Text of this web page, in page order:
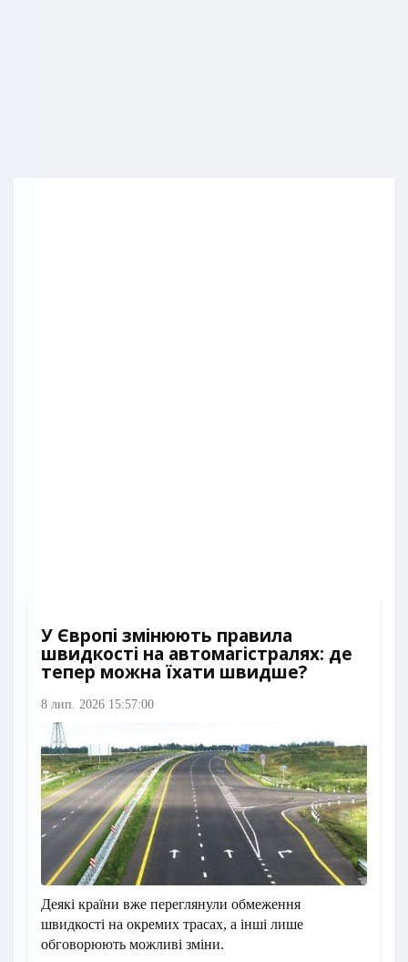
У Європі змінюють правила
швидкості на автомагістралях: де
тепер можна їхати швидше?
8 лип. 2026 15:57:00
Деякі країни вже переглянули обмеження
швидкості на окремих трасах, а інші лише
обговорюють можливі зміни.